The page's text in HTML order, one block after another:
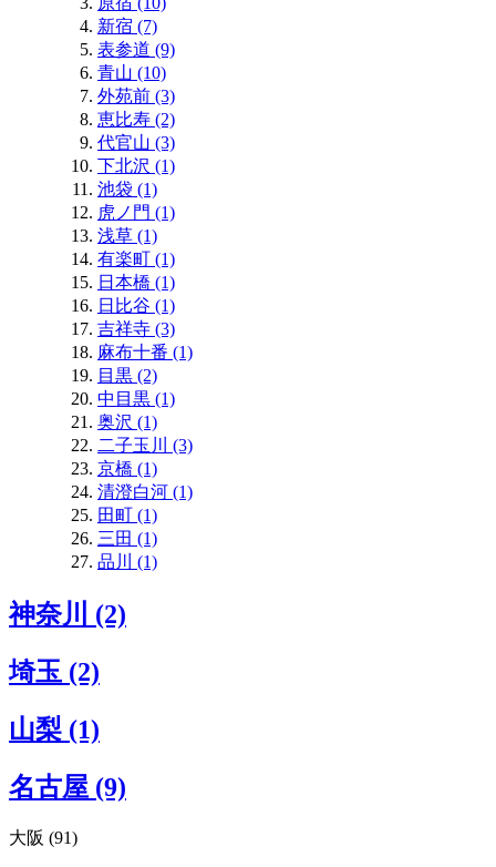
新宿 (7)
表参道 (9)
青山 (10)
外苑前 (3)
恵比寿 (2)
代官山 (3)
下北沢 (1)
池袋 (1)
虎ノ門 (1)
浅草 (1)
有楽町 (1)
日本橋 (1)
日比谷 (1)
吉祥寺 (3)
麻布十番 (1)
目黒 (2)
中目黒 (1)
奥沢 (1)
二子玉川 (3)
京橋 (1)
清澄白河 (1)
田町 (1)
三田 (1)
品川 (1)
神奈川 (2)
埼玉 (2)
山梨 (1)
名古屋 (9)
大阪 (91)